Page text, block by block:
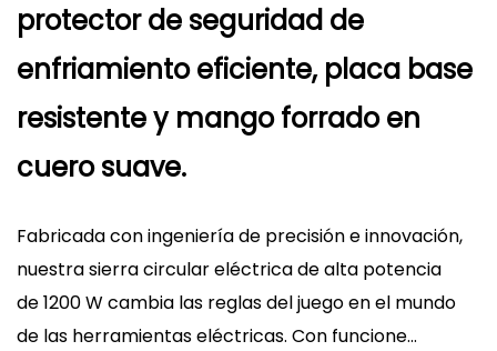
protector de seguridad de
enfriamiento eficiente, placa base
resistente y mango forrado en
cuero suave.
Fabricada con ingeniería de precisión e innovación,
nuestra sierra circular eléctrica de alta potencia
de 1200 W cambia las reglas del juego en el mundo
de las herramientas eléctricas. Con funcione...